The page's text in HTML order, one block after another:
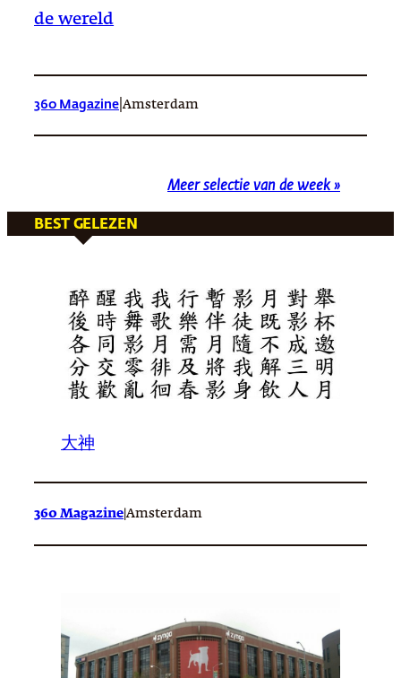
de wereld
360 Magazine Amsterdam
Meer selectie van de week »
BEST GELEZEN
大神
360 Magazine Amsterdam